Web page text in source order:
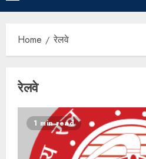
Home रेलवे
रेलवे
1 min read